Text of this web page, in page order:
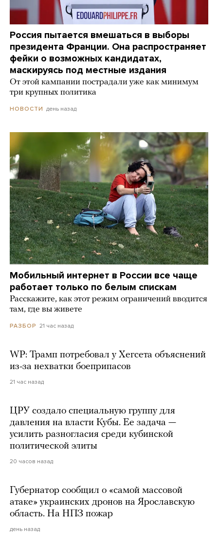
Россия пытается вмешаться в выборы
президента Франции. Она распространяет
фейки о возможных кандидатах,
маскируясь под местные издания
От этой кампании пострадали уже как минимум
три крупных политика
НОВОСТИ день назад
Мобильный интернет в России все чаще
работает только по белым спискам
Расскажите, как этот режим ограничений вводится
там, где вы живете
РАЗБОР 21 час назад
WP: Трамп потребовал у Хегсета объяснений
из-за нехватки боеприпасов
21 час назад
ЦРУ создало специальную группу для
давления на власти Кубы. Ее задача —
усилить разногласия среди кубинской
политической элиты
20 часов назад
Губернатор сообщил о «самой массовой
атаке» украинских дронов на Ярославскую
область. На НПЗ пожар
день назад